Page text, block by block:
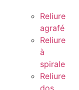
Reliure
agrafé
Reliure
à
spirale
Reliure